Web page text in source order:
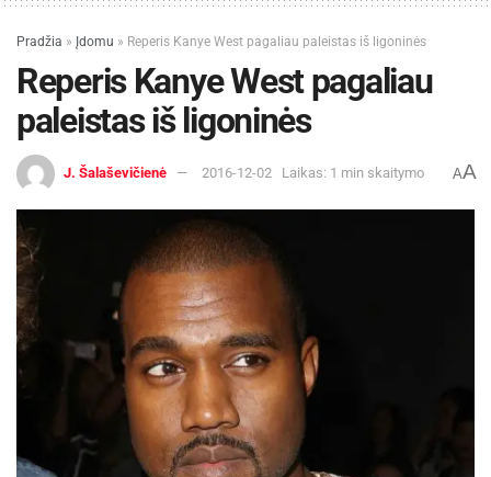
Pradžia » Įdomu » Reperis Kanye West pagaliau paleistas iš ligoninės
Reperis Kanye West pagaliau
paleistas iš ligoninės
J. Šalaševičienė 2016-12-02 Laikas: 1 min skaitymo AA